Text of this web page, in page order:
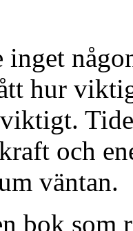
hur
och
väntan.
bok som